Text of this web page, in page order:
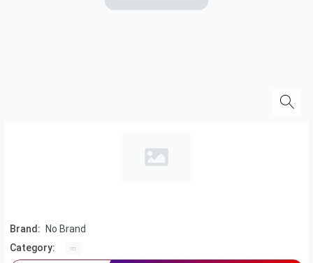
Brand:
No Brand
Category: